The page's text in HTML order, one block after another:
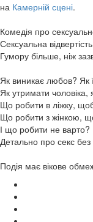
на Камерній сцені.
Комедія про
Сексуальна
Гумору більше, ніж
Як виникає любов? Як
Як утримати
Що робити в ліжку,
Що робити з жінкою,
І що робити не варто?
Детально про секс
Подія має вікове